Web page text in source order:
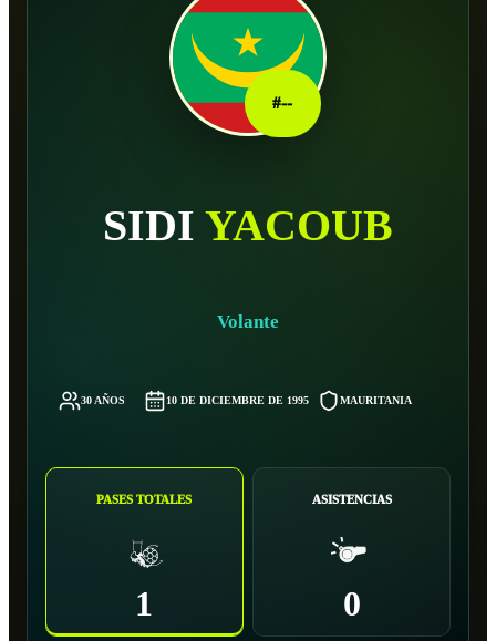
#--
SIDI YACOUB
Volante
30 AÑOS 10 DE DICIEMBRE DE 1995 MAURITANIA
PASES TOTALES
1
ASISTENCIAS
0